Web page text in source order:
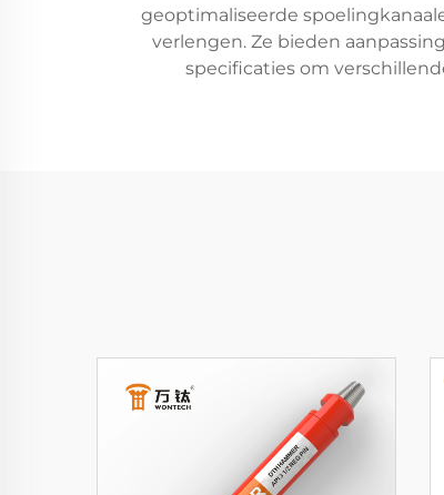
geoptimaliseerde
verlengen. Ze bieden
specificaties om